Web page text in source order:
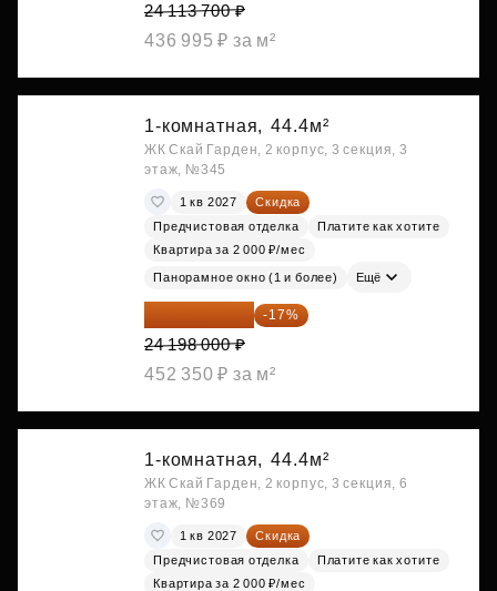
24 113 700 ₽
436 995 ₽ за м²
1-комнатная, 44.4м²
ЖК Скай Гарден, 2 корпус, 3 секция, 3
этаж, №345
1 кв 2027
Скидка
Предчистовая отделка
Платите как хотите
Квартира за 2 000 ₽/мес
Панорамное окно (1 и более) Ещё
20 084 340 ₽ -17%
24 198 000 ₽
452 350 ₽ за м²
1-комнатная, 44.4м²
ЖК Скай Гарден, 2 корпус, 3 секция, 6
этаж, №369
1 кв 2027
Скидка
Предчистовая отделка
Платите как хотите
Квартира за 2 000 ₽/мес